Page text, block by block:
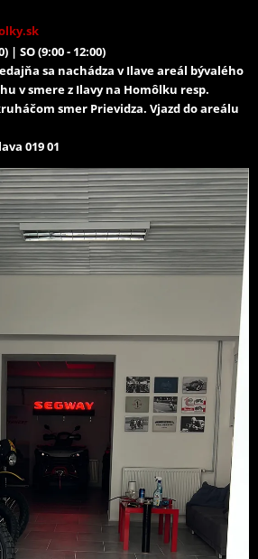
| SO (9:00 - 12:00)
sa nachádza v Ilave areál bývalého
v smere z Ilavy na Homôlku resp.
smer Prievidza. Vjazd do areálu
019 01